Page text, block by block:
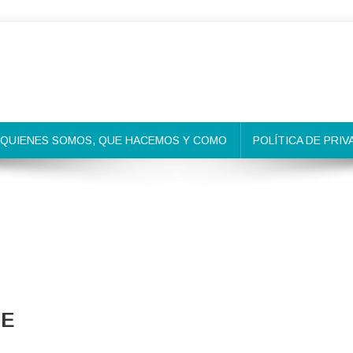
QUIENES SOMOS, QUE HACEMOS Y COMO POLÍTICA DE